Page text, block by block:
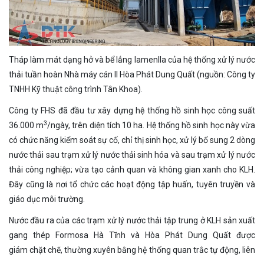
Tháp làm mát dạng hở và bể lắng lamenlla của hệ thống xử lý nước
thải tuần hoàn Nhà máy cán II Hòa Phát Dung Quất (nguồn: Công ty
TNHH Kỹ thuật công trình Tân Khoa).
Công ty FHS đã đầu tư xây dựng hệ thống hồ sinh học công suất
36.000 m3/ngày, trên diện tích 10 ha. Hệ thống hồ sinh học này vừa
có chức năng kiểm soát sự cố, chỉ thị sinh học, xử lý bổ sung 2 dòng
nước thải sau trạm xử lý nước thải sinh hóa và sau trạm xử lý nước
thải công nghiệp; vừa tạo cảnh quan và không gian xanh cho KLH.
Đây cũng là nơi tổ chức các hoạt động tập huấn, tuyên truyền và
giáo dục môi trường.
Nước đầu ra của các trạm xử lý nước thải tập trung ở KLH sản xuất
gang thép Formosa Hà Tĩnh và Hòa Phát Dung Quất được
giám chặt chẽ, thường xuyên bằng hệ thống quan trắc tự động, liên